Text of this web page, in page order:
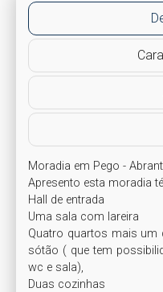
Moradia em Pego -
Apresento esta moradia
Hall de entrada
Uma sala com lareira
Quatro quartos mais um
sótão ( que tem
wc e sala),
Duas cozinhas